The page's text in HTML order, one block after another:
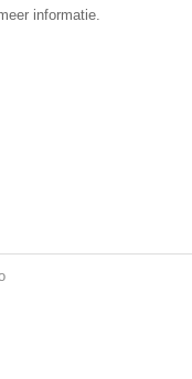
informatie.